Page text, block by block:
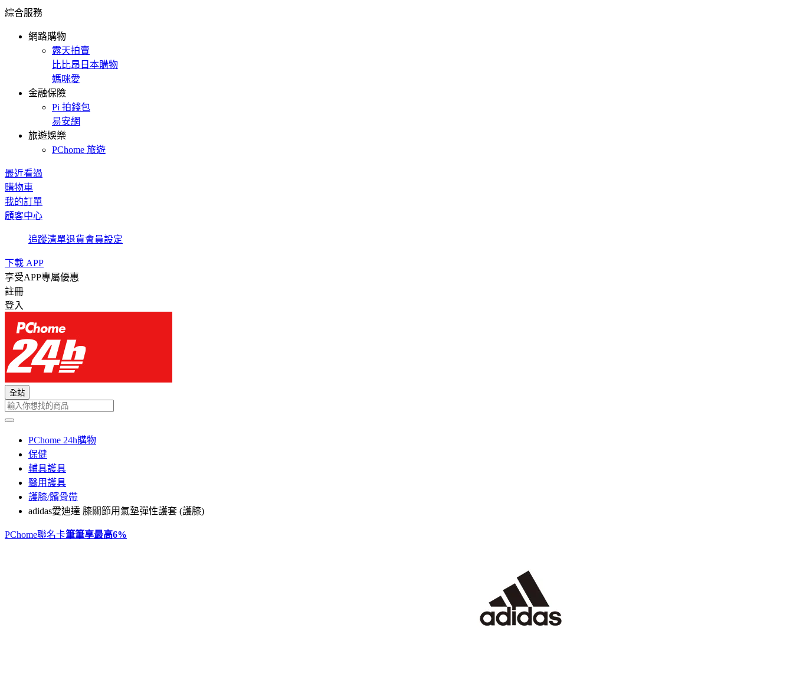
綜合服務
網路購物
露天拍賣
比比昂日本購物
媽咪愛
金融保險
Pi 拍錢包
易安網
旅遊娛樂
PChome 旅遊
最近看過
購物車
我的訂單
顧客中心
追蹤清單退貨會員設定
下載 APP
享受APP專屬優惠
註冊
登入
全站
PChome 24h購物
保健
輔具護具
醫用護具
護膝/髕骨帶
adidas愛迪達 膝關節用氣墊彈性護套 (護膝)
PChome聯名卡筆筆享最高6%